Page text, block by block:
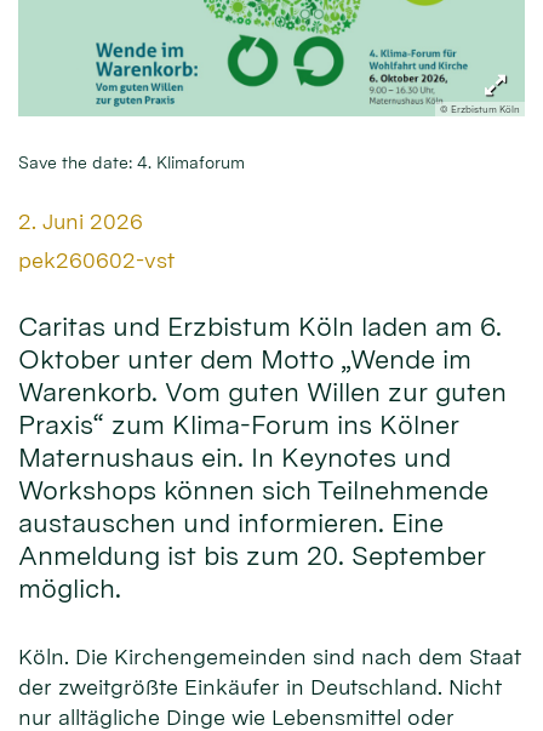
© Erzbistum Köln
Save the date: 4. Klimaforum
Datum:
2. Juni 2026
Von:
pek260602-vst
Caritas und Erzbistum Köln laden am 6.
Oktober unter dem Motto „Wende im
Warenkorb. Vom guten Willen zur guten
Praxis“ zum Klima-Forum ins Kölner
Maternushaus ein. In Keynotes und
Workshops können sich Teilnehmende
austauschen und informieren. Eine
Anmeldung ist bis zum 20. September
möglich.
Köln. Die Kirchengemeinden sind nach dem Staat
der zweitgrößte Einkäufer in Deutschland. Nicht
nur alltägliche Dinge wie Lebensmittel oder